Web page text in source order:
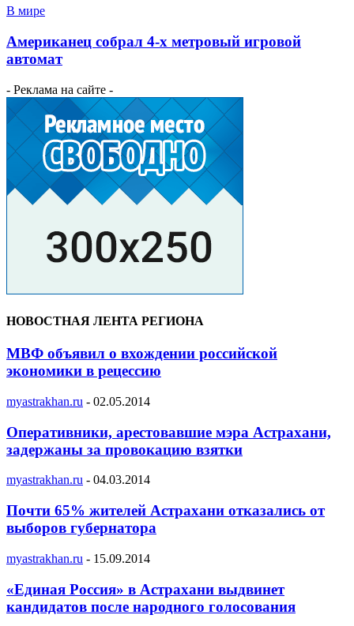
В мире
Американец собрал 4-х метровый игровой
автомат
- Реклама на сайте -
НОВОСТНАЯ ЛЕНТА РЕГИОНА
МВФ объявил о вхождении российской
экономики в рецессию
myastrakhan.ru - 02.05.2014
Оперативники, арестовавшие мэра Астрахани,
задержаны за провокацию взятки
myastrakhan.ru - 04.03.2014
Почти 65% жителей Астрахани отказались от
выборов губернатора
myastrakhan.ru - 15.09.2014
«Единая Россия» в Астрахани выдвинет
кандидатов после народного голосования